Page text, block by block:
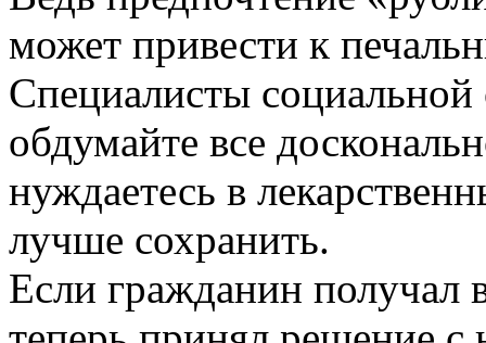
может привести к
Специалисты
обдумайте все
нуждаетесь в
лучше сохранить.
Если гражданин получал